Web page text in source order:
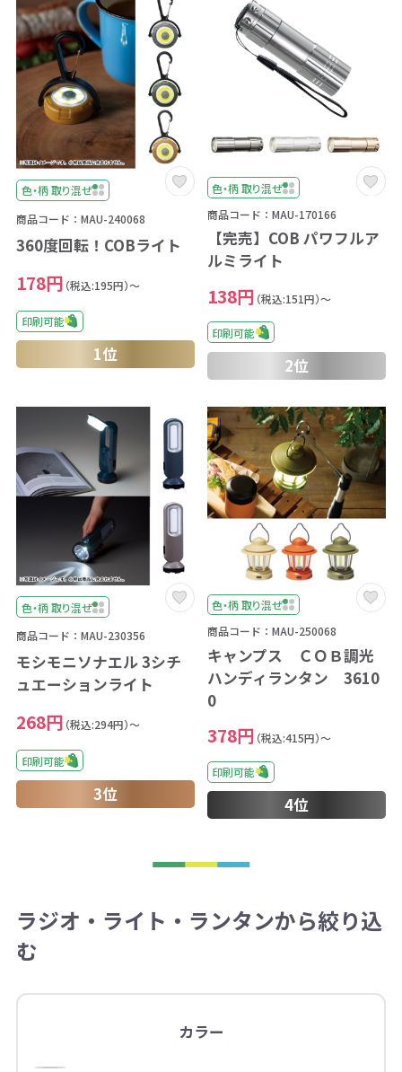
色・柄 取り混ぜ
商品コード：MAU-240068
360度回転！COBライト
178円 （税込:195円）～
印刷可能
1位
色・柄 取り混ぜ
商品コード：MAU-170166
【完売】COB パワフルア
ルミライト
138円 （税込:151円）～
印刷可能
2位
色・柄 取り混ぜ
商品コード：MAU-230356
モシモニソナエル 3シチ
ュエーションライト
268円 （税込:294円）～
印刷可能
3位
色・柄 取り混ぜ
商品コード：MAU-250068
キャンプス ＣＯＢ調光
ハンディランタン 3610
0
378円 （税込:415円）～
印刷可能
4位
ラジオ・ライト・ランタンから絞り込
む
カラー